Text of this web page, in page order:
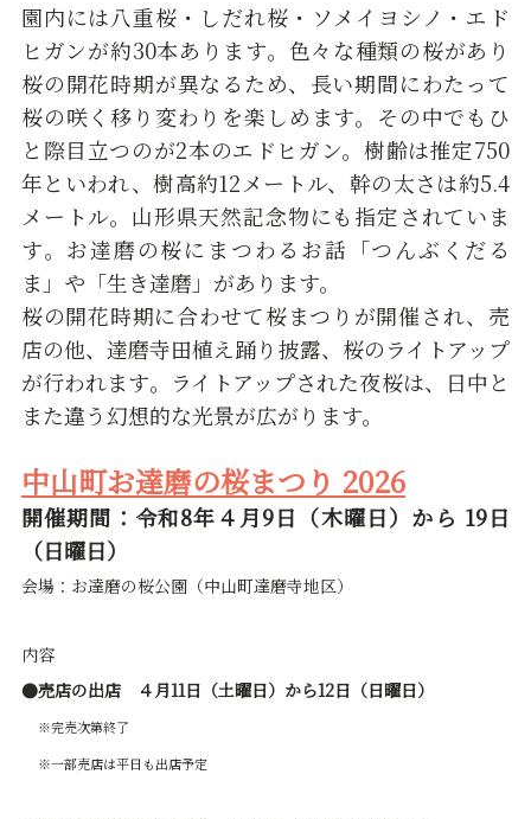
園内には八重桜・しだれ桜・ソメイヨシノ・エド
ヒガンが約30本あります。色々な種類の桜があり
桜の開花時期が異なるため、長い期間にわたって
桜の咲く移り変わりを楽しめます。その中でもひ
と際目立つのが2本のエドヒガン。樹齢は推定750
年といわれ、樹高約12メートル、幹の太さは約5.4
メートル。山形県天然記念物にも指定されていま
す。お達磨の桜にまつわるお話「つんぶくだる
ま」や「生き達磨」があります。
桜の開花時期に合わせて桜まつりが開催され、売
店の他、達磨寺田植え踊り披露、桜のライトアップ
が行われます。ライトアップされた夜桜は、日中と
また違う幻想的な光景が広がります。
中山町お達磨の桜まつり 2026
開催期間：令和8年４月9日（木曜日）から 19日
（日曜日）
会場：お達磨の桜公園（中山町達磨寺地区）
内容
●売店の出店
４月11日（土曜日）から12日（日曜日）
※完売次第終了
※一部売店は平日も出店予定